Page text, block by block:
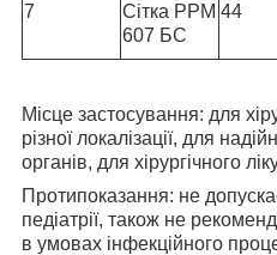
7
Сітка РРМ
607 БС
44
Місце застосування: для
різної локалізації, для
органів, для хірургічного
Протипоказання: не
педіатрії, також не
в умовах інфекційного